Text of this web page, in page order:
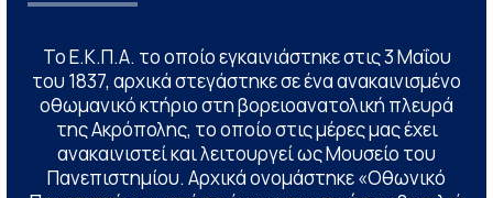
Το Ε.Κ.Π.Α. το οποίο εγκαινιάστηκε στις 3 Μαΐου
του 1837, αρχικά στεγάστηκε σε ένα ανακαινισμένο
οθωμανικό κτήριο στη βορειοανατολική πλευρά
της Ακρόπολης, το οποίο στις μέρες μας έχει
ανακαινιστεί και λειτουργεί ως Μουσείο του
Πανεπιστημίου. Αρχικά ονομάστηκε «Οθωνικό